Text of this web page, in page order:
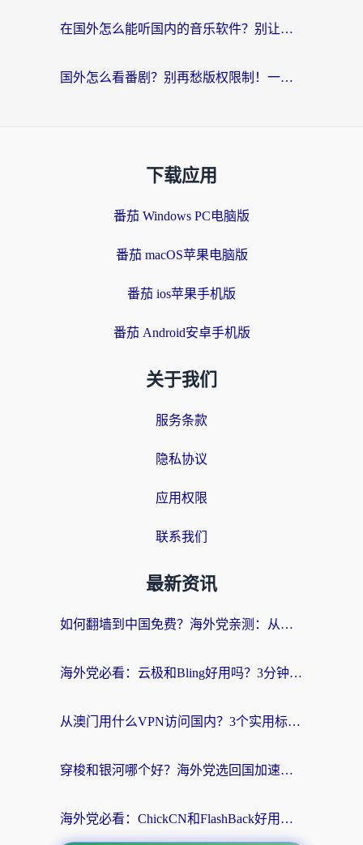
在国外怎么能听国内的音乐软件？别让版权限制断了你的“中文歌单”
国外怎么看番剧？别再愁版权限制！一个工具解决所有回国追剧难题
下载应用
番茄 Windows PC电脑版
番茄 macOS苹果电脑版
番茄 ios苹果手机版
番茄 Android安卓手机版
关于我们
服务条款
隐私协议
应用权限
联系我们
最新资讯
如何翻墙到中国免费？海外党亲测：从踩坑到选对加速器的全攻略
海外党必看：云极和Bling好用吗？3分钟教你选对回国加速器
从澳门用什么VPN访问国内？3个实用标准帮你避开坑，无缝刷剧听歌
穿梭和银河哪个好？海外党选回国加速器的避坑指南，附番茄加速器实测体验
海外党必看：ChickCN和FlashBack好用吗？3招教你选对回国加速器（附云极、HomeCN、斧牛vs艾果对比）